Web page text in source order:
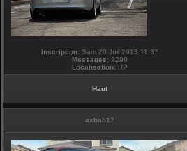
Inscription: Sam 20 Juil 2013 11:37
Messages: 2299
Localisation: RP
Haut
axbab17